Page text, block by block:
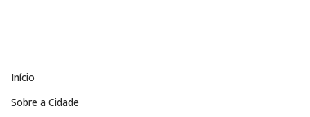
Início
Sobre a Cidade